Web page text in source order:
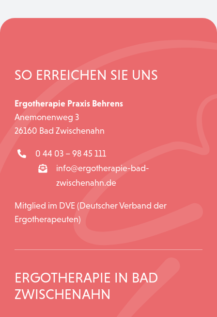
SO ERREICHEN SIE UNS
Ergotherapie Praxis Behrens
Anemonenweg 3
26160 Bad Zwischenahn
0 44 03 – 98 45 111
info@ergotherapie-bad-
zwischenahn.de
Mitglied im DVE (Deutscher Verband der
Ergotherapeuten)
ERGOTHERAPIE IN BAD
ZWISCHENAHN